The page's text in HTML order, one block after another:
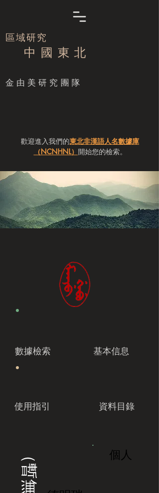
區域研究
中 國 東 北
​金由美研究團隊
歡迎進入我們的東北非漢語人名數據庫
（NCNHNL） 開始您的檢索。
數據檢索 基本信息
使用指引 資料目錄
個人